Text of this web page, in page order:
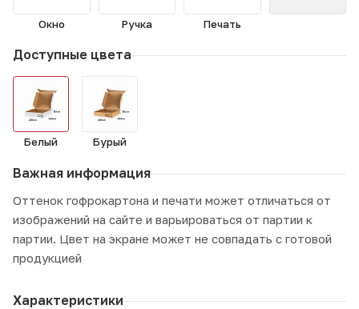
Окно Ручка Печать
Доступные цвета
Белый Бурый
Важная информация
Оттенок гофрокартона и печати может отличаться от
изображений на сайте и варьироваться от партии к
партии. Цвет на экране может не совпадать с готовой
продукцией
Характеристики